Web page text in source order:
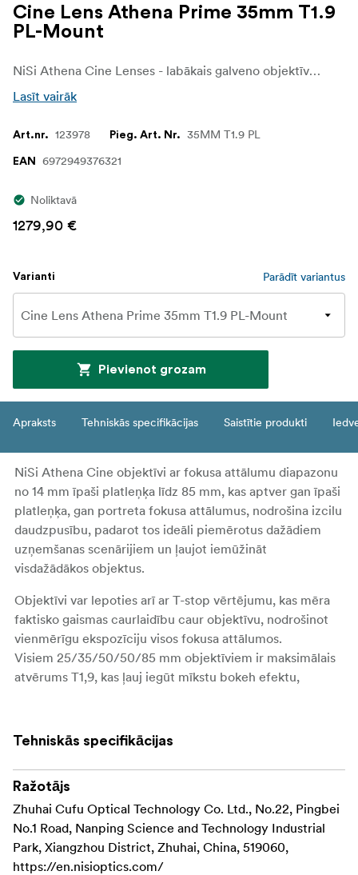
Cine Lens Athena Prime 35mm T1.9
PL-Mount
NiSi Athena Cine Lenses - labākais galveno objektīvu komplekts operatoriem un videogrāfiem, kas pieprasa bezkompromisa attēla kvalitāti un veiktspēju. Izstrādāti, izmantojot jaunākās tehnoloģijas un ar izcilu optiku, šie objektīvi noteikti pacels jūsu filmēšanu jaunā līmenī.
Lasīt vairāk
Art.nr. 123978 Pieg. Art. Nr. 35MM T1.9 PL
EAN 6972949376321
Noliktavā
1279,90 €
Varianti Parādīt variantus
Pievienot grozam
Apraksts Tehniskās specifikācijas Saistītie produkti
NiSi Athena Cine objektīvi ar fokusa attālumu diapazonu
no 14 mm īpaši platleņķa līdz 85 mm, kas aptver gan īpaši
platleņķa, gan portreta fokusa attālumus, nodrošina izcilu
daudzpusību, padarot tos ideāli piemērotus dažādiem
uzņemšanas scenārijiem un ļaujot iemūžināt
visdažādākos objektus.
Objektīvi var lepoties arī ar T-stop vērtējumu, kas mēra
faktisko gaismas caurlaidību caur objektīvu, nodrošinot
vienmērīgu ekspozīciju visos fokusa attālumos.
Visiem 25/35/50/50/85 mm objektīviem ir maksimālais
atvērums T1,9, kas ļauj iegūt mīkstu bokeh efektu,
To attēla rādiuss ir iespaidīgs - 46 mm, tādējādi tie ir
piemēroti lietošanai ar pilnkadra un pat lielformāta
sensoriem.
Visa sērija ir pieejama ARRI PL, Canon RF, Sony E,
Panasonic/Leica L un Fuji G objektīvu montāžas opcijās
un piedāvā īpaši zemu hromatisko aberāciju un
Tehniskās specifikācijas
Ražotājs
Zhuhai Cufu Optical Technology Co. Ltd., No.22, Pingbei
No.1 Road, Nanping Science and Technology Industrial
Park, Xiangzhou District, Zhuhai, China, 519060,
https://en.nisioptics.com/